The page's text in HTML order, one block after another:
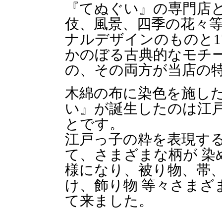
『てぬぐい』の専門店
伎、風景、四季の花々
ナルデザインのものと
かのぼる古典的なモチ
の、その両方が当店の
木綿の布に染色を施し
い』が誕生したのは江
とです。
江戸っ子の粋を表現す
て、さまざまな柄が 染
様になり、被り物、帯
け、飾り物 等々さまざ
て来ました。